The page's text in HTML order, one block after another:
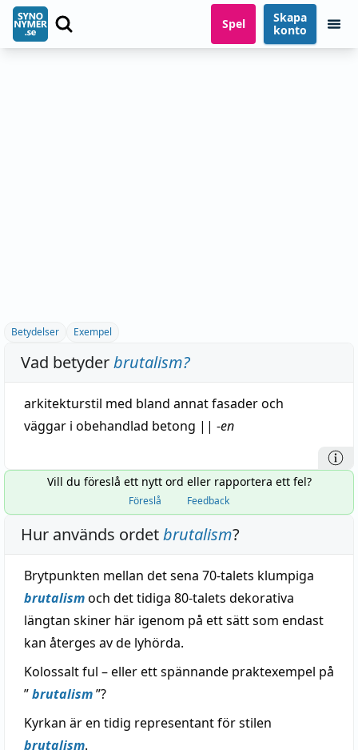
Spel
Skapa
konto
Betydelser Exempel
Vad betyderbrutalism?
arkitekturstil med bland annat fasader och
väggar i obehandlad betong || -en
Vill du föreslå ett nytt ord eller rapportera ett fel?
Föreslå Feedback
Hur används ordetbrutalism?
Brytpunkten mellan det sena 70-talets klumpiga
brutalismoch det tidiga 80-talets dekorativa
längtan skiner här igenom på ett sätt som endast
kan återges av de lyhörda.
Kolossalt ful – eller ett spännande praktexempel på
”brutalism”?
Kyrkan är en tidig representant för stilen
brutalism.